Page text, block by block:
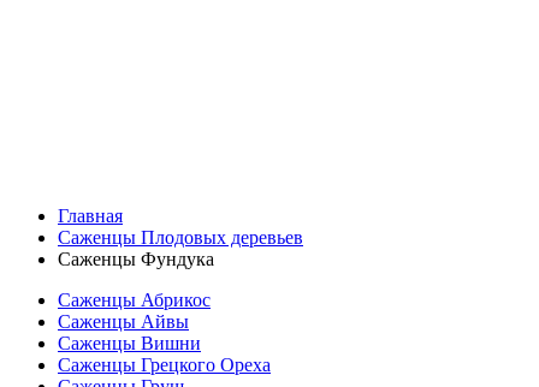
Главная
Саженцы Плодовых деревьев
Саженцы Фундука
Саженцы Абрикос
Саженцы Айвы
Саженцы Вишни
Саженцы Грецкого Ореха